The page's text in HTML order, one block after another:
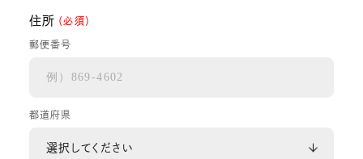
住所 （必須）
郵便番号
都道府県